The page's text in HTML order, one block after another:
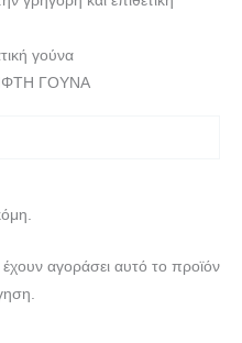
γούνα
ΓΟΥΝΑ
αγοράσει αυτό το προϊόν